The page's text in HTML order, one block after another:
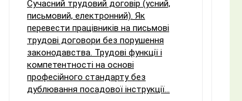
Сучасний трудовий договір (усний,
письмовий, електронний). Як
перевести працівників на письмові
трудові договори без порушення
законодавства. Трудові функції і
компетентності на основі
професійного стандарту без
дублювання посадової інструкції...